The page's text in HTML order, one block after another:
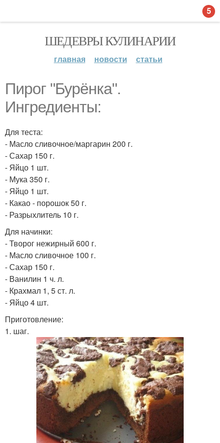
ШЕДЕВРЫ КУЛИНАРИИ
главная новости статьи
Пирог "Бурёнка".
Ингредиенты:
Для теста:
- Масло сливочное/маргарин 200 г.
- Сахар 150 г.
- Яйцо 1 шт.
- Мука 350 г.
- Яйцо 1 шт.
- Какао - порошок 50 г.
- Разрыхлитель 10 г.
Для начинки:
- Творог нежирный 600 г.
- Масло сливочное 100 г.
- Сахар 150 г.
- Ванилин 1 ч. л.
- Крахмал 1, 5 ст. л.
- Яйцо 4 шт.
Приготовление:
1. шаг.
5